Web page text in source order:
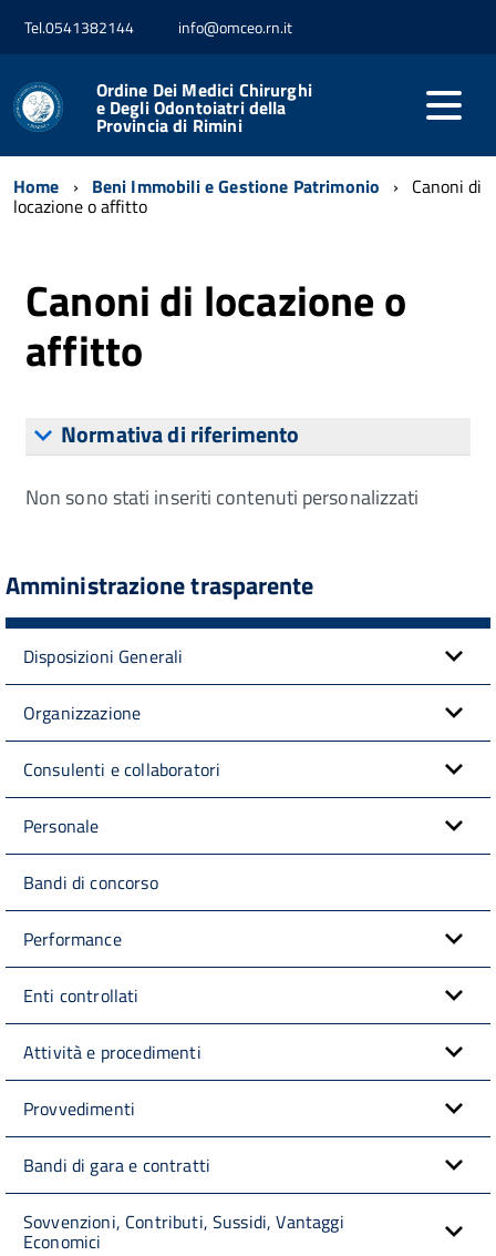
Tel.0541382144 info@omceo.rn.it
Ordine Dei Medici Chirurghi
e Degli Odontoiatri della
Provincia di Rimini
Home Beni Immobili e Gestione Patrimonio Canoni di
locazione o affitto
Canoni di locazione o
affitto
Normativa di riferimento
Non sono stati inseriti contenuti personalizzati
Amministrazione trasparente
Disposizioni Generali
Organizzazione
Consulenti e collaboratori
Personale
Bandi di concorso
Performance
Enti controllati
Attività e procedimenti
Provvedimenti
Bandi di gara e contratti
Sovvenzioni, Contributi, Sussidi, Vantaggi
Economici